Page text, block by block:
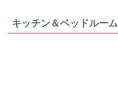
キッチン＆ベッドルーム